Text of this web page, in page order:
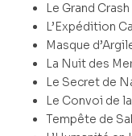
Le Grand Crash
L’Expédition
Masque
La Nuit des
Le Secret de
Le Convoi de
Tempête de